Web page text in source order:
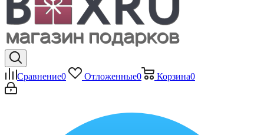
Сравнение0 Отложенные0 Корзина0